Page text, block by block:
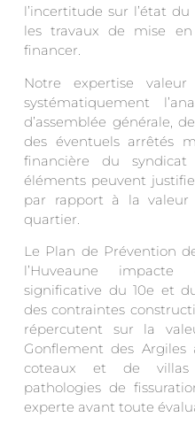
l’incertitude sur l’état
les travaux de mise
financer.
Notre expertise
systématiquement
d’assemblée générale,
des éventuels arrêtés
financière du syndicat
éléments peuvent
par rapport à la
quartier.
Le Plan de Prévention
l’Huveaune
significative du 10e et
des contraintes
répercutent sur la
Gonflement des
coteaux et de villas
pathologies de
experte avant toute